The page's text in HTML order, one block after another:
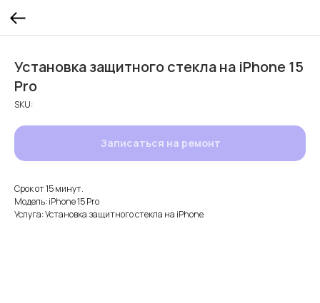
Установка защитного стекла на iPhone 15
Pro
SKU:
Записаться на ремонт
Срок от 15 минут.
Модель: iPhone 15 Pro
Услуга: Установка защитного стекла на iPhone